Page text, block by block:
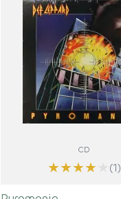
CD
★★★★ (1)